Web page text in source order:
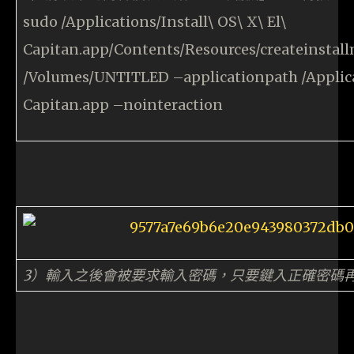
sudo /Applications/Install\ OS\ X\ El\
Capitan.app/Contents/Resources/
/Volumes/UNTITLED –applicationpath /
Capitan.app –nointeraction
3）輸入之後會被要求輸入密碼，只要鍵入正確密碼